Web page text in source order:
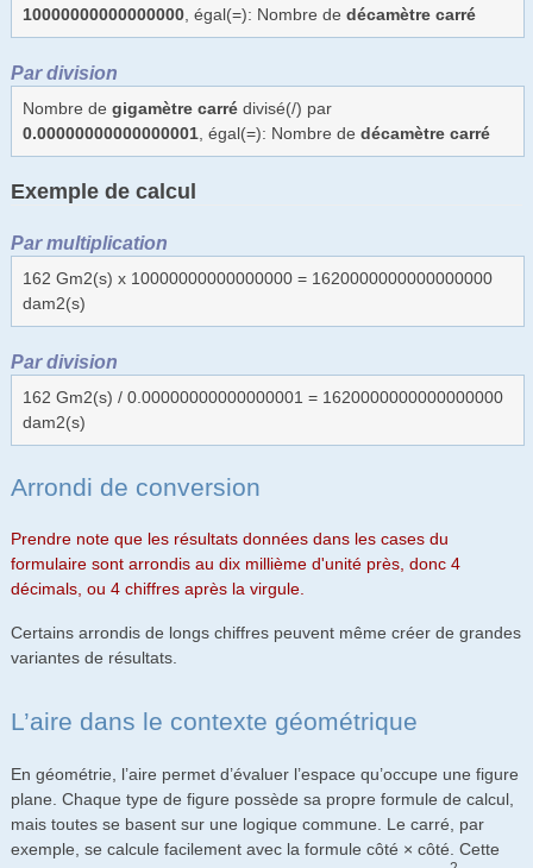
10000000000000000, égal(=): Nombre de décamètre carré
Par division
Nombre de gigamètre carrédivisé(/) par
0.00000000000000001, égal(=): Nombre de décamètre carré
Exemple de calcul
Par multiplication
162 Gm2(s) x 10000000000000000 = 1620000000000000000
dam2(s)
Par division
162 Gm2(s) / 0.00000000000000001 = 1620000000000000000
dam2(s)
Arrondi de conversion
Prendre note que les résultats données dans les cases du
formulaire sont arrondis au dix millième d'unité près, donc 4
décimals, ou 4 chiffres après la virgule.
Certains arrondis de longs chiffres peuvent même créer de grandes
variantes de résultats.
L’aire dans le contexte géométrique
En géométrie, l’aire permet d’évaluer l’espace qu’occupe une figure
plane. Chaque type de figure possède sa propre formule de calcul,
mais toutes se basent sur une logique commune. Le carré, par
exemple, se calcule facilement avec la formule côté × côté. Cette